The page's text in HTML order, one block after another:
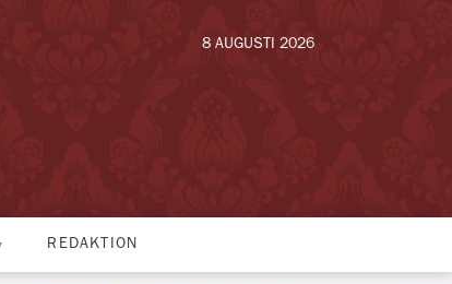
8 AUGUSTI 2026
REDAKTION